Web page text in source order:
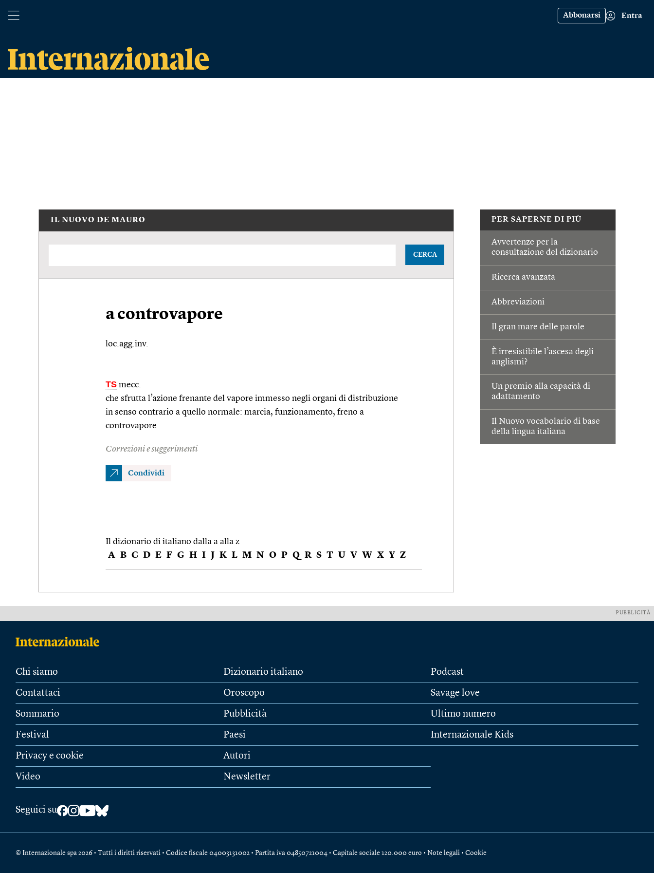
Abbonarsi Entra
PER SAPERNE DI PIÙ
Avvertenze per la
consultazione del dizionario
Ricerca avanzata
Abbreviazioni
Il gran mare delle parole
È irresistibile l’ascesa degli
anglismi?
Un premio alla capacità di
adattamento
Il Nuovo vocabolario di base
della lingua italiana
IL NUOVO DE MAURO
CERCA
a controvapore
loc.agg.inv.
TS mecc.
che sfrutta l’azione frenante del vapore immesso negli organi di distribuzione
in senso contrario a quello normale: marcia, funzionamento, freno a
controvapore
Correzioni e suggerimenti
Condividi
Il dizionario di italiano dalla a alla z
A B C D E F G H I J K L M N O P Q R S T U V W X Y Z
PUBBLICITÀ
Chi siamo
Contattaci
Sommario
Festival
Privacy e cookie
Video
Dizionario italiano
Oroscopo
Pubblicità
Paesi
Autori
Newsletter
Podcast
Savage love
Ultimo numero
Internazionale Kids
Seguici su
© Internazionale spa 2026 • Tutti i diritti riservati • Codice fiscale 04003131002 • Partita iva 04850721004 • Capitale sociale 120.000 euro • Note legali • Cookie